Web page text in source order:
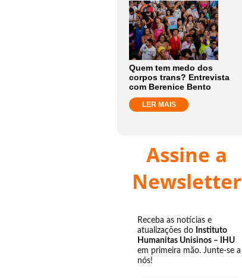
Quem tem medo dos
corpos trans? Entrevista
com Berenice Bento
LER MAIS
Assine a
Newsletter
Receba as notícias e
atualizações do Instituto
Humanitas Unisinos – IHU
em primeira mão. Junte-se a
nós!